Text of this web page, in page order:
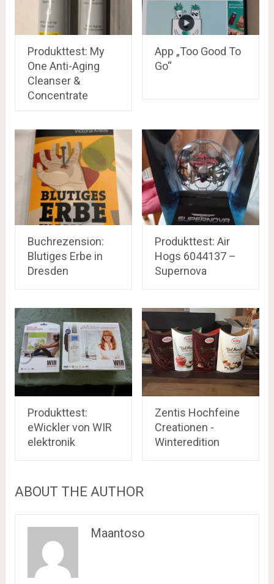
Produkttest: My
One Anti-Aging
Cleanser &
Concentrate
App „Too Good To
Go“
Buchrezension:
Blutiges Erbe in
Dresden
Produkttest: Air
Hogs 6044137 –
Supernova
Produkttest:
eWickler von WIR
elektronik
Zentis Hochfeine
Creationen -
Winteredition
ABOUT THE AUTHOR
Maantoso